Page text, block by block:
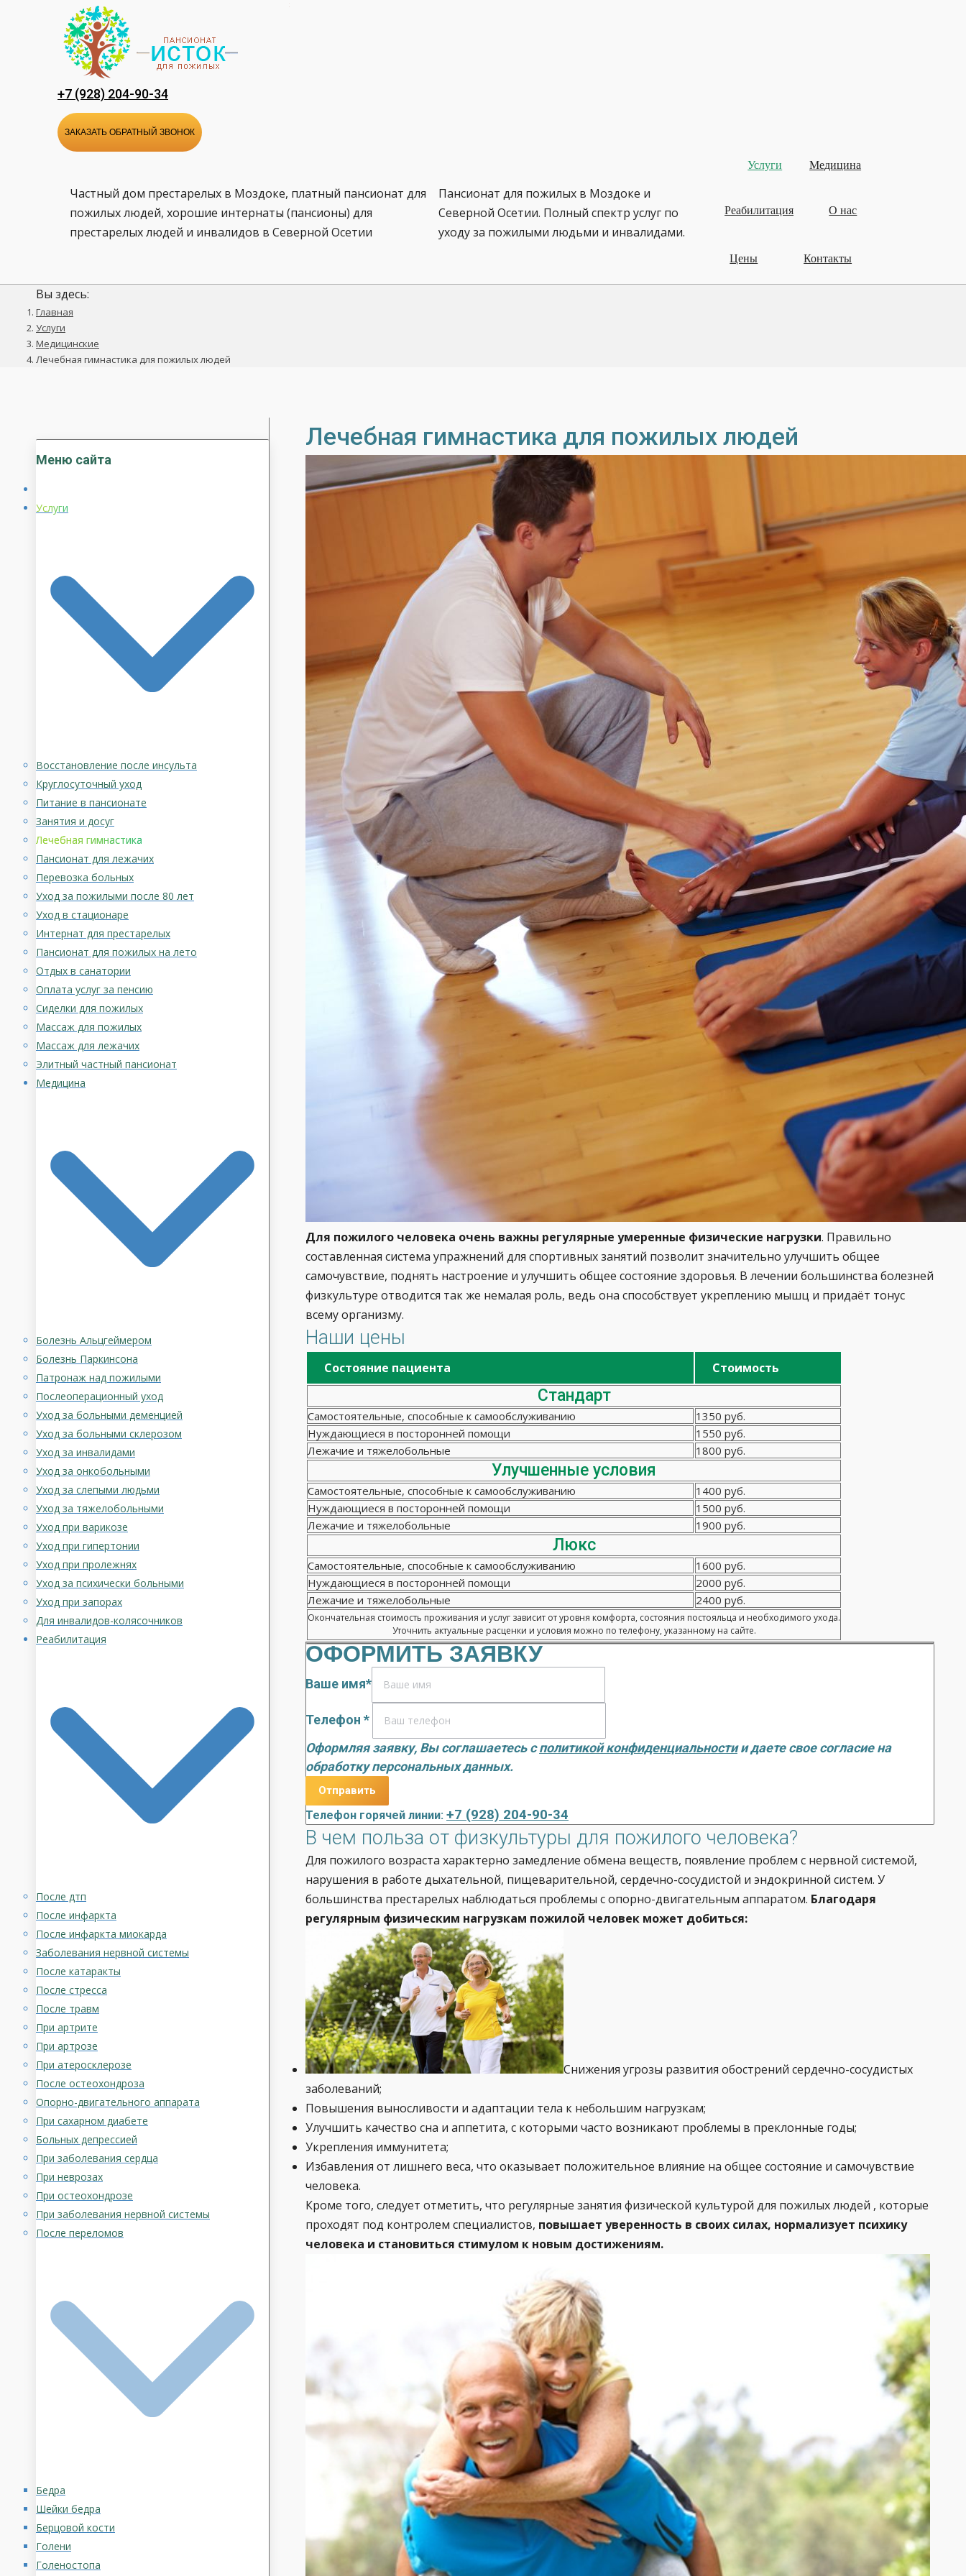
содержанию
+7 (928) 204-90-34
ЗАКАЗАТЬ ОБРАТНЫЙ ЗВОНОК
Частный дом престарелых в Моздоке, платный пансионат для
пожилых людей, хорошие интернаты (пансионы) для
престарелых людей и инвалидов в Северной Осетии
Пансионат для пожилых в Моздоке и
Северной Осетии. Полный спектр услуг по
уходу за пожилыми людьми и инвалидами.
Услуги Медицина
Реабилитация О нас
Цены Контакты
Вы здесь:
Главная
Услуги
Медицинские
Лечебная гимнастика для пожилых людей
Лечебная гимнастика для пожилых людей
Для пожилого человека очень важны регулярные умеренные физические нагрузки. Правильно
составленная система упражнений для спортивных занятий позволит значительно улучшить общее
самочувствие, поднять настроение и улучшить общее состояние здоровья. В лечении большинства болезней
физкультуре отводится так же немалая роль, ведь она способствует укреплению мышц и придаёт тонус
всему организму.
Наши цены
Состояние пациента Стоимость
Стандарт
Самостоятельные, способные к самообслуживанию
1350 руб.
Нуждающиеся в посторонней помощи
1550 руб.
Лежачие и тяжелобольные
1800 руб.
Улучшенные условия
Самостоятельные, способные к самообслуживанию
1400 руб.
Нуждающиеся в посторонней помощи
1500 руб.
Лежачие и тяжелобольные
1900 руб.
Люкс
Самостоятельные, способные к самообслуживанию
1600 руб.
Нуждающиеся в посторонней помощи
2000 руб.
Лежачие и тяжелобольные
2400 руб.
Окончательная стоимость проживания и услуг зависит от уровня комфорта, состояния постояльца и необходимого ухода.
Уточнить актуальные расценки и условия можно по телефону, указанному на сайте.
ОФОРМИТЬ ЗАЯВКУ
Ваше имя*
Телефон *
Оформляя заявку, Вы соглашаетесь сполитикой конфиденциальностии даете свое согласие на
обработку персональных данных.
Телефон горячей линии: +7 (928) 204-90-34
В чем польза от физкультуры для пожилого человека?
Для пожилого возраста характерно замедление обмена веществ, появление проблем с нервной системой,
нарушения в работе дыхательной, пищеварительной, сердечно-сосудистой и эндокринной систем. У
большинства престарелых наблюдаться проблемы с опорно-двигательным аппаратом. Благодаря
регулярным физическим нагрузкам пожилой человек может добиться:
Снижения угрозы развития обострений сердечно-сосудистых
заболеваний;
Повышения выносливости и адаптации тела к небольшим нагрузкам;
Улучшить качество сна и аппетита, с которыми часто возникают проблемы в преклонные годы;
Укрепления иммунитета;
Избавления от лишнего веса, что оказывает положительное влияние на общее состояние и самочувствие
человека.
Кроме того, следует отметить, что регулярные занятия физической культурой для пожилых людей , которые
проходят под контролем специалистов, повышает уверенность в своих силах, нормализует психику
человека и становиться стимулом к новым достижениям.
Меню сайта
Услуги
Восстановление после инсульта
Круглосуточный уход
Питание в пансионате
Занятия и досуг
Лечебная гимнастика
Пансионат для лежачих
Перевозка больных
Уход за пожилыми после 80 лет
Уход в стационаре
Интернат для престарелых
Пансионат для пожилых на лето
Отдых в санатории
Оплата услуг за пенсию
Сиделки для пожилых
Массаж для пожилых
Массаж для лежачих
Элитный частный пансионат
Медицина
Болезнь Альцгеймером
Болезнь Паркинсона
Патронаж над пожилыми
Послеоперационный уход
Уход за больными деменцией
Уход за больными склерозом
Уход за инвалидами
Уход за онкобольными
Уход за слепыми людьми
Уход за тяжелобольными
Уход при варикозе
Уход при гипертонии
Уход при пролежнях
Уход за психически больными
Уход при запорах
Для инвалидов-колясочников
Реабилитация
После дтп
После инфаркта
После инфаркта миокарда
Заболевания нервной системы
После катаракты
После стресса
После травм
При артрите
При артрозе
При атеросклерозе
После остеохондроза
Опорно-двигательного аппарата
При сахарном диабете
Больных депрессией
При заболевания сердца
При неврозах
При остеохондрозе
При заболевания нервной системы
После переломов
Бедра
Шейки бедра
Берцовой кости
Голени
Голеностопа